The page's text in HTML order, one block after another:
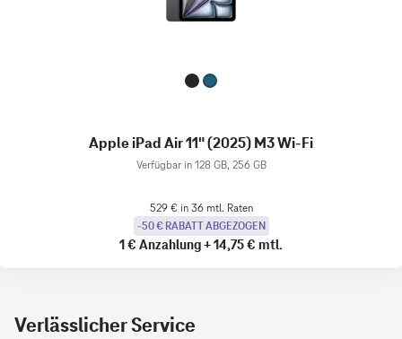
Apple iPad Air 11" (2025) M3 Wi-Fi
Verfügbar in 128 GB, 256 GB
529 € in 36 mtl. Raten
-50 € RABATT ABGEZOGEN
1 € Anzahlung+14,75 € mtl.
Verlässlicher Service